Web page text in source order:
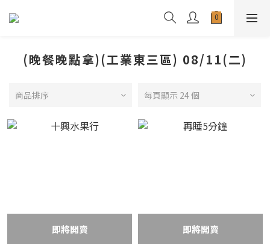
(晚餐晚點拿)(工業東三區) 08/11(二)
商品排序 每頁顯示 24 個
即將開賣 即將開賣